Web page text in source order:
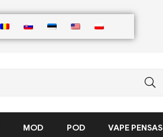
MOD POD VAPE PENSAS